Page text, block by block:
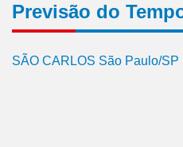
Previsão do
SÃO CARLOS São Paulo/SP